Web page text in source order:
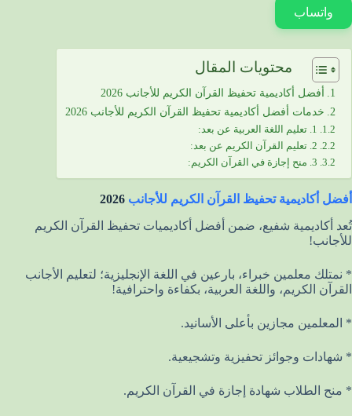
واتساب
محتويات المقال
أفضل أكاديمية تحفيظ القرآن الكريم للأجانب 2026
خدمات أفضل أكاديمية تحفيظ القرآن الكريم للأجانب 2026
1. تعليم اللغة العربية عن بعد:
2. تعليم القرآن الكريم عن بعد:
3. منح إجازة في القرآن الكريم:
أفضل أكاديمية تحفيظ القرآن الكريم للأجانب
تُعد أكاديمية شفيع، ضمن أفضل أكاديميات تحفيظ القرآن الكريم
للأجانب!
* نمتلك معلمين خبراء، بارعين في اللغة الإنجليزية؛ لتعليم الأجانب
القرآن الكريم، واللغة العربية، بكفاءة واحترافية!
* المعلمين مجازين بأعلى الأسانيد.
* شهادات وجوائز تحفيزية وتشجيعية.
* منح الطلاب شهادة إجازة في القرآن الكريم.